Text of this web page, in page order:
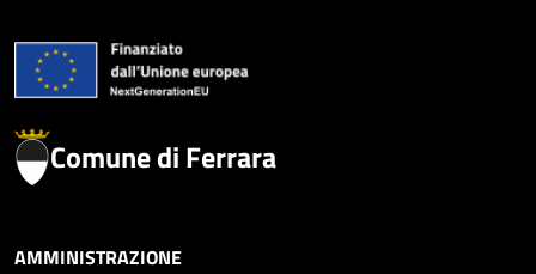
Comune di Ferrara
AMMINISTRAZIONE